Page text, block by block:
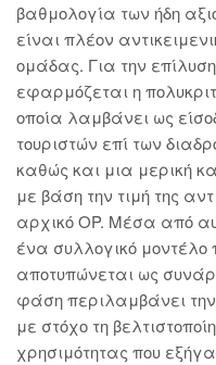
βαθμολογία των ήδη
είναι πλέον
ομάδας. Για την
εφαρμόζεται η
οποία λαμβάνει ως
τουριστών επί των
καθώς και μια μερική
με βάση την τιμή της
αρχικό OP. Μέσα από
ένα συλλογικό μοντέλο
αποτυπώνεται ως
φάση περιλαμβάνει
με στόχο τη
χρησιμότητας που